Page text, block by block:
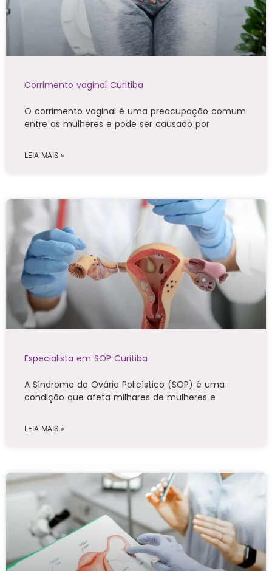
Corrimento vaginal Curitiba
O corrimento vaginal é uma preocupação comum
entre as mulheres e pode ser causado por
LEIA MAIS »
Especialista em SOP Curitiba
A Síndrome do Ovário Policístico (SOP) é uma
condição que afeta milhares de mulheres e
LEIA MAIS »